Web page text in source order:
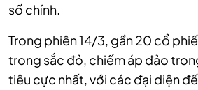
số chính.
Trong phiên 14/3, gần 20 cổ
trong sắc đỏ, chiếm áp đảo
tiêu cực nhất, với các đại diện